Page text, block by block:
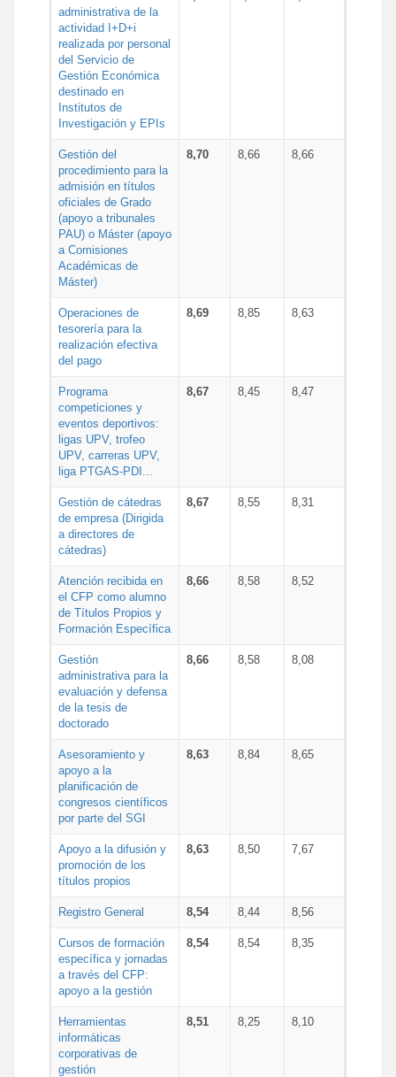
administrativa de la
actividad I+D+i
realizada por personal
del Servicio de
Gestión Económica
destinado en
Institutos de
Investigación y EPIs
Gestión del
procedimiento para la
admisión en títulos
oficiales de Grado
(apoyo a tribunales
PAU) o Máster (apoyo
a Comisiones
Académicas de
Máster)
8,70 8,66 8,66
Operaciones de
tesorería para la
realización efectiva
del pago
8,69 8,85 8,63
Programa
competiciones y
eventos deportivos:
ligas UPV, trofeo
UPV, carreras UPV,
liga PTGAS-PDI...
8,67 8,45 8,47
Gestión de cátedras
de empresa (Dirigida
a directores de
cátedras)
8,67 8,55 8,31
Atención recibida en
el CFP como alumno
de Títulos Propios y
Formación Específica
8,66 8,58 8,52
Gestión
administrativa para la
evaluación y defensa
de la tesis de
doctorado
8,66 8,58 8,08
Asesoramiento y
apoyo a la
planificación de
congresos científicos
por parte del SGI
8,63 8,84 8,65
Apoyo a la difusión y
promoción de los
títulos propios
8,63 8,50 7,67
Registro General 8,54 8,44 8,56
Cursos de formación
específica y jornadas
a través del CFP:
apoyo a la gestión
8,54 8,54 8,35
Herramientas
informáticas
corporativas de
gestión
8,51 8,25 8,10